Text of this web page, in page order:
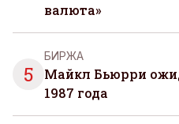
валюта»
5
БИРЖА
Майкл Бьюрри
1987 года